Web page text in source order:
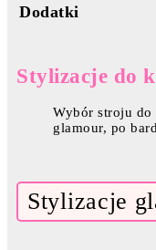
Dodatki
Stylizacje do
Wybór stroju do
glamour, po
Stylizacje